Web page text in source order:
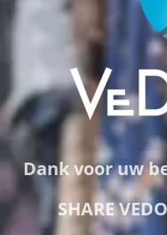
Dank voor uw
SHARE